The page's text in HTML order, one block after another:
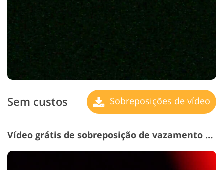
Sem custos Sobreposições de vídeo
Vídeo grátis de sobreposição de vazamento de luz # 6 "Overexposure"